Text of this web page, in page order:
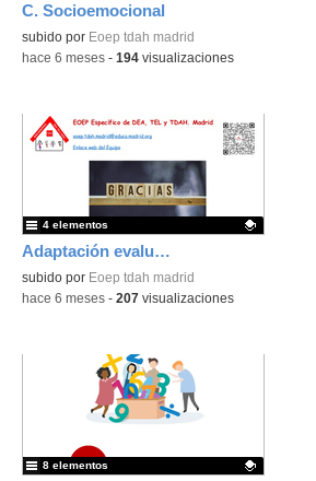
C. Socioemocional
Contenido educativo.
subido por Eoep tdah madrid
-hace 6 meses - 194 visualizaciones
Adaptación evaluación
Contenido educativo.
subido por Eoep tdah madrid
4 elementos
-hace 6 meses - 207 visualizaciones
8 elementos